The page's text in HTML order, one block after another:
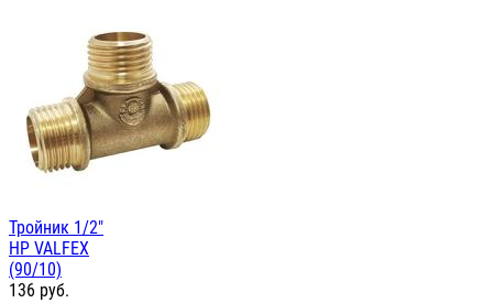
Тройник 1/2"
НР VALFEX
(90/10)
136 руб.